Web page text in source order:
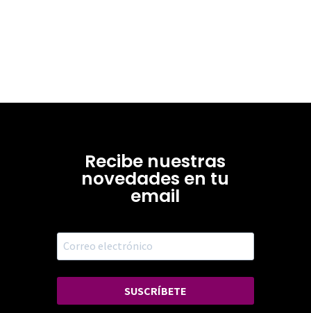
Recibe nuestras
novedades en tu
email
SUSCRÍBETE